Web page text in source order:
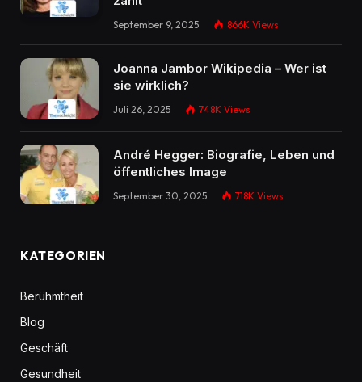
September 9, 2025 866K Views
Joanna Jambor Wikipedia – Wer ist
sie wirklich?
Juli 26, 2025 748K Views
André Hegger: Biografie, Leben und
öffentliches Image
September 30, 2025 718K Views
KATEGORIEN
Berühmtheit
Blog
Geschäft
Gesundheit